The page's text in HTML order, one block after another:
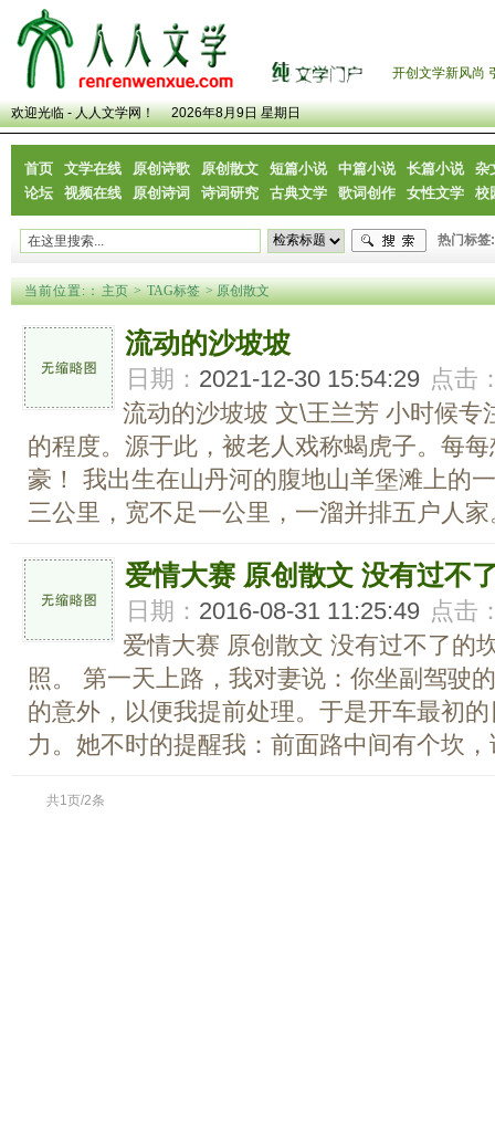
开创文学新风尚
欢迎光临 - 人人文学网！ 2026年8月9日 星期日
首页 文学在线 原创诗歌 原创散文 短篇小说 中篇小说 长篇小说
杂
论坛
视频在线 原创诗词 诗词研究 古典文学 歌词创作 女性文学 校
热门标签:
当前位置:：主页>TAG标签> 原创散文
流动的沙坡坡
日期： 2021-12-30 15:54:29 点击
流动的沙坡坡 文\王兰芳 小时候专
的程度。源于此，被老人戏称蝎虎子。每
豪！ 我出生在山丹河的腹地山羊堡滩上的
三公里，宽不足一公里，一溜并排五户人
爱情大赛 原创散文 没有过不
日期： 2016-08-31 11:25:49 点击
爱情大赛 原创散文 没有过不了的
照。 第一天上路，我对妻说：你坐副驾驶
的意外，以便我提前处理。于是开车最初
力。她不时的提醒我：前面路中间有个坎
共1页/2条